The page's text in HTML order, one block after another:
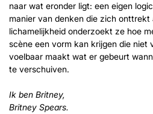
naar wat eronder ligt: een eigen
manier van denken die zich
lichamelijkheid onderzoekt ze hoe
scène een vorm kan krijgen die
voelbaar maakt wat er gebeurt
te verschuiven.
Ik ben Britney,
Britney Spears.